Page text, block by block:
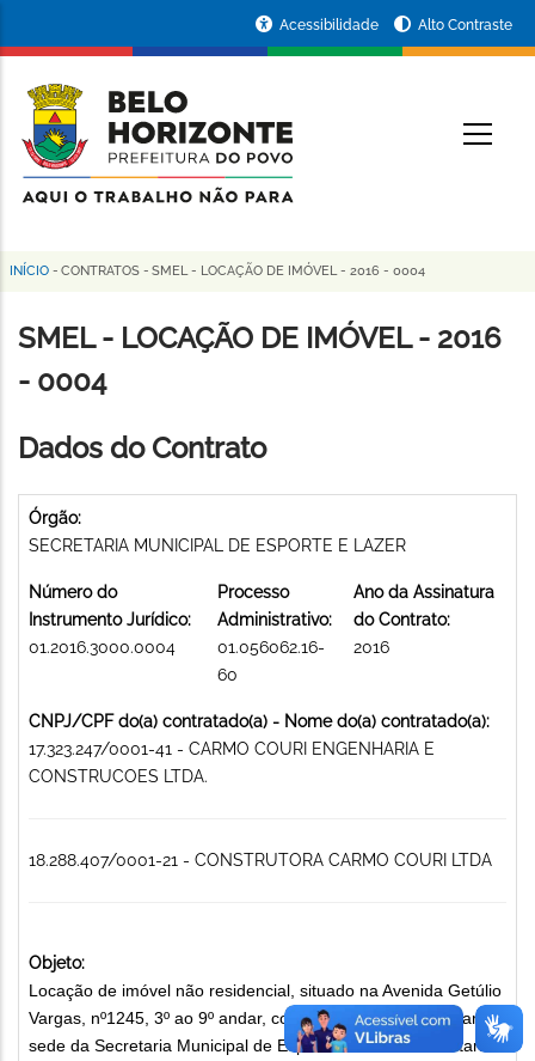
conteúdo
principal
da
Prefeitura
de
Horizonte
Acessibilidade Alto Contraste
Trilha
de
navegação
INÍCIO - CONTRATOS - SMEL - LOCAÇÃO DE IMÓVEL - 2016 - 0004
SMEL - LOCAÇÃO DE IMÓVEL - 2016
- 0004
Dados do Contrato
Órgão:
SECRETARIA MUNICIPAL DE ESPORTE E LAZER
Número do
Instrumento Jurídico:
01.2016.3000.0004
Processo
Administrativo:
01.056062.16-
60
Ano da Assinatura
do Contrato:
2016
CNPJ/CPF do(a) contratado(a) - Nome do(a) contratado(a):
17.323.247/0001-41 - CARMO COURI ENGENHARIA E
CONSTRUCOES LTDA.
18.288.407/0001-21 - CONSTRUTORA CARMO COURI LTDA
Objeto:
Locação de imóvel não residencial, situado na Avenida Getúlio
Vargas, nº1245, 3º ao 9º andar, com a finalidade de abrigar a
sede da Secretaria Municipal de Esporte e Lazer e secretarias